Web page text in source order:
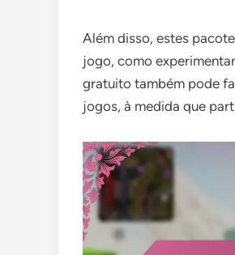
Além disso, estes
jogo, como
gratuito também pode
jogos, à medida que